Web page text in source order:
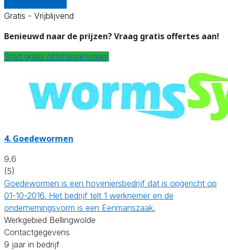
Gratis - Vrijblijvend
Benieuwd naar de prijzen? Vraag gratis offertes aan!
Start gratis offerteaanvraag!
4. Goedewormen
9.6
(5)
Goedewormen is een hoveniersbedrijf dat is opgericht op
01-10-2016. Het bedrijf telt 1 werknemer en de
ondernemingsvorm is een Eenmanszaak.
Werkgebied Bellingwolde
Contactgegevens
9 jaar in bedrijf